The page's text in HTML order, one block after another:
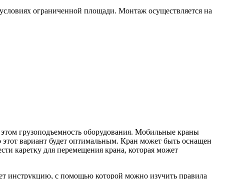
ограниченной площади. Монтаж осуществляется на
грузоподъемность оборудования. Мобильные краны
этот вариант будет оптимальным. Кран может быть оснащен
каретку для перемещения крана, которая может
инструкцию, с помощью которой можно изучить правила